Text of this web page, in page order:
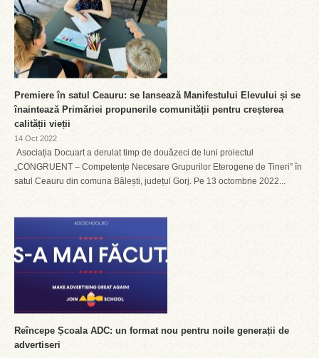
Premiere în satul Ceauru: se lansează Manifestului Elevului și se
înaintează Primăriei propunerile comunității pentru creșterea
calității vieții
14 Oct 2022
Asociația Docuart a derulat timp de douăzeci de luni proiectul
„CONGRUENT – Competențe Necesare Grupurilor Eterogene de Tineri” în
satul Ceauru din comuna Bălești, județul Gorj. Pe 13 octombrie 2022...
Reîncepe Școala ADC: un format nou pentru noile generații de
advertiseri